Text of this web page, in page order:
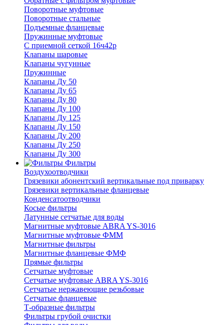
Поворотные муфтовые
Поворотные стальные
Подъемные фланцевые
Пружинные муфтовые
С приемной сеткой 16ч42р
Клапаны шаровые
Клапаны чугунные
Пружинные
Клапаны Ду 50
Клапаны Ду 65
Клапаны Ду 80
Клапаны Ду 100
Клапаны Ду 125
Клапаны Ду 150
Клапаны Ду 200
Клапаны Ду 250
Клапаны Ду 300
Фильтры
Воздухоотводчики
Грязевики абонентский вертикальные под приварку
Грязевики вертикальные фланцевые
Конденсатоотводчики
Косые фильтры
Латунные сетчатые для воды
Магнитные муфтовые ABRA YS-3016
Магнитные муфтовые ФММ
Магнитные фильтры
Магнитные фланцевые ФМФ
Прямые фильтры
Сетчатые муфтовые
Сетчатые муфтовые ABRA YS-3016
Сетчатые нержавеющие резьбовые
Сетчатые фланцевые
Т-образные фильтры
Фильтры грубой очистки